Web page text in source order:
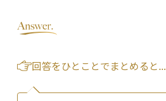
回答をひとことでまとめると...